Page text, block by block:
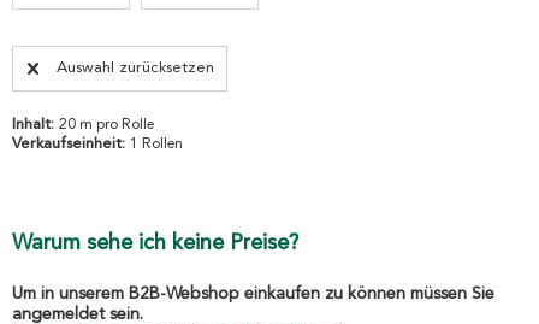
Auswahl zurücksetzen
Inhalt: 20 m pro Rolle
Verkaufseinheit: 1 Rollen
Warum sehe ich keine Preise?
Um in unserem B2B-Webshop einkaufen zu können müssen Sie
angemeldet sein.